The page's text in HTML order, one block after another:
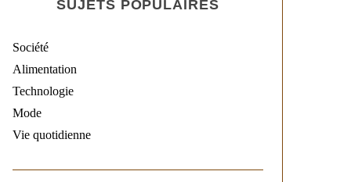
SUJETS POPULAIRES
Société
Alimentation
Technologie
Mode
Vie quotidienne